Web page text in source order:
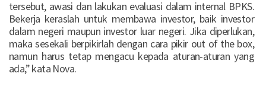
tersebut, awasi dan lakukan evaluasi dalam internal BPKS.
Bekerja keraslah untuk membawa investor, baik investor
dalam negeri maupun investor luar negeri. Jika diperlukan,
maka sesekali berpikirlah dengan cara pikir out of the box,
namun harus tetap mengacu kepada aturan-aturan yang
ada,” kata Nova.